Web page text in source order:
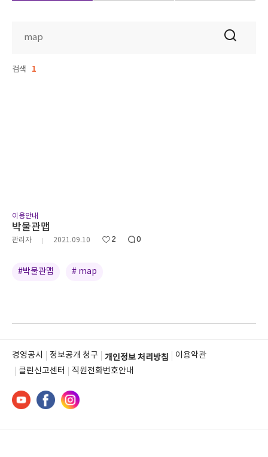
검색 1
이용안내
박물관맵
관리자 2021.09.10 2 0
#박물관맵 # map
경영공시 정보공개 청구 개인정보 처리방침
이용약관
클린신고센터
직원전화번호안내